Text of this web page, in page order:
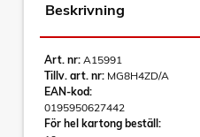
Beskrivning
Art. nr: A15991
Tillv. art. nr: MG8H4ZD/A
EAN-kod:
0195950627442
För hel kartong beställ: